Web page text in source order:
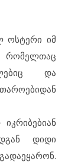
ოსტერი იმ
რომელთაც
და
დიდი